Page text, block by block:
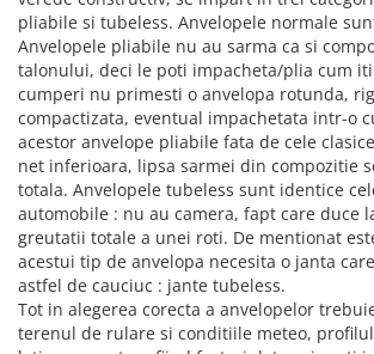
24" (varsta peste 10 ani)
20" (varsta 7-10 ani)
18" (varsta 5-7 ani)
16" (varsta 4-6 ani)
14" (varsta 3-5 ani)
12" (varsta 2-4 ani)
BALANCE BIKE (varsta 2-3 ani)
PORTBAGAJE / COSURI
SCULE DEPANARE
SONERII
ALTE ACCESORII
SUPORTI/STANDURI
SCAUNE COPII
COMPONENTE
ANVELOPE SI CAMERE
CADRE SI PIESE
DIRECTIE
FRANE
TRICOURI
VESTE
HANORACE
INCALTAMINTE
HUSE PANTOFI
PANTOFI CASUAL
PANTOFI CICLISM
MANUSI
OCHELARI
LENTILE
OCHELARI CASUAL
KETTLEBELL
ACCESORII FITNESS
PROSOAPE FITNESS/YOGA
BANDAJE/PROTECTII/RECUPERARE
FLEXORI
SALTELE/COVOARE/PAVAJE
SPORT FIT
MASAJ
TRAMBULINE
OUTDOOR
pliabile si tubeless. Anvelopele normale
Anvelopele pliabile nu au sarma ca si
talonului, deci le poti impacheta/plia cum
cumperi nu primesti o anvelopa rotunda,
compactizata, eventual impachetata intr-o
acestor anvelope pliabile fata de cele
net inferioara, lipsa sarmei din compozitie
totala. Anvelopele tubeless sunt identice
automobile : nu au camera, fapt care duce
greutatii totale a unei roti. De mentionat
acestui tip de anvelopa necesita o janta
astfel de cauciuc : jante tubeless.
Tot in alegerea corecta a anvelopelor
terenul de rulare si conditiile meteo,